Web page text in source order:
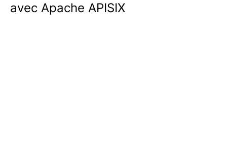
avec Apache APISIX